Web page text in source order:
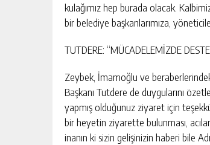
kulağımız hep burada olacak.
bir belediye başkanlarımıza,
TUTDERE: “MÜCADELEMİZDE
Zeybek, İmamoğlu ve
Başkanı Tutdere de duygularını
yapmış olduğunuz ziyaret için
bir heyetin ziyarette bulunması,
inanın ki sizin gelişinizin haberi bile